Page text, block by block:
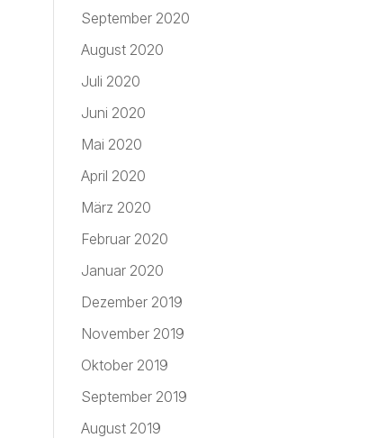
September 2020
August 2020
Juli 2020
Juni 2020
Mai 2020
April 2020
März 2020
Februar 2020
Januar 2020
Dezember 2019
November 2019
Oktober 2019
September 2019
August 2019